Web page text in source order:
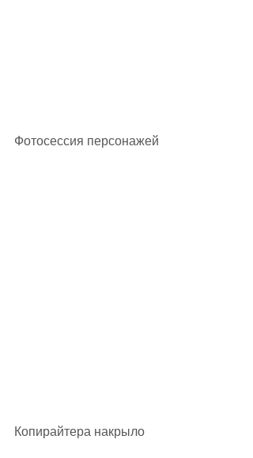
Фотосессия персонажей
Копирайтера накрыло